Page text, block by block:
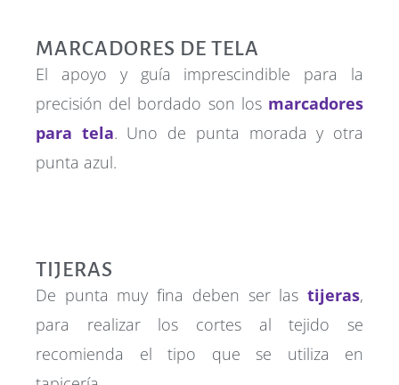
MARCADORES DE TELA
El apoyo y guía imprescindible para la
precisión del bordado son los marcadores
para tela. Uno de punta morada y otra
punta azul.
TIJERAS
De punta muy fina deben ser las tijeras,
para realizar los cortes al tejido se
recomienda el tipo que se utiliza en